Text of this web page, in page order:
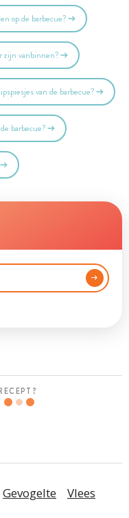
op de barbecue?
zijn vanbinnen?
van de barbecue?
barbecue?
Gevogelte Vlees